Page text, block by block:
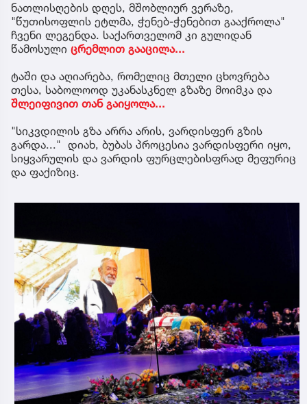
ნათლისღების დღეს, მშობლიურ ვერაზე,
"წუთისოფლის ეტლმა, ჭენებ-ჭენებით გააქროლა"
ჩვენი ლეგენდა. საქართველომ კი გულიდან
წამოსული ცრემლით გააცილა...
ტაში და აღიარება, რომელიც მთელი ცხოვრება
თესა, საბოლოოდ უკანასკნელ გზაზე მოიმკა და
შლეიფივით თან გაიყოლა...
"სიკვდილის გზა არრა არის, ვარდისფერ გზის
გარდა..." დიახ, ბუბას პროცესია ვარდისფერი იყო,
სიყვარულის და ვარდის ფურცლებისფრად მეფურიც
და ფაქიზიც.